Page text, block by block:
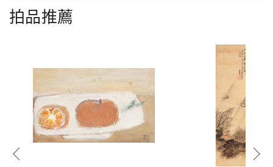
拍品推薦